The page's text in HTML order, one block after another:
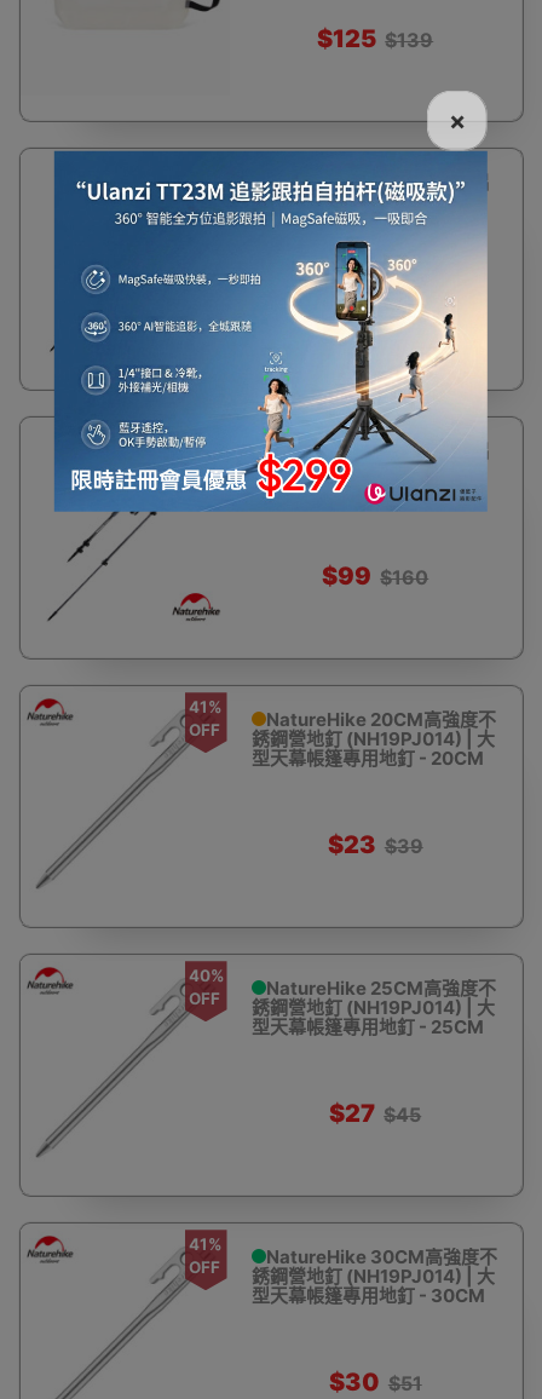
$125 $139
OFF
Naturehike ST03長手把鋁
合金三節外鎖行山杖
(NH17D017-D) | 附杖尖保護
套登山杖 - 黑色
$94 $160
38%
OFF
Naturehike ST03長手把鋁
合金三節外鎖行山杖
(NH17D017-D) | 附杖尖保護
套登山杖 - 灰色
$99 $160
41%
OFF
NatureHike 20CM高強度不
銹鋼營地釘 (NH19PJ014) | 大
型天幕帳篷專用地釘 - 20CM
$23 $39
40%
OFF
NatureHike 25CM高強度不
銹鋼營地釘 (NH19PJ014) | 大
型天幕帳篷專用地釘 - 25CM
$27 $45
41%
OFF
NatureHike 30CM高強度不
銹鋼營地釘 (NH19PJ014) | 大
型天幕帳篷專用地釘 - 30CM
$30 $51
×